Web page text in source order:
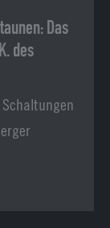
Das
des